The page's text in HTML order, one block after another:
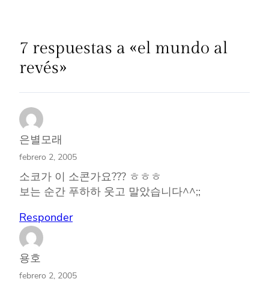
7 respuestas a «el mundo al
revés»
은별모래
febrero 2, 2005
소코가 이 소콘가요??? ㅎㅎㅎ
보는 순간 푸하하 웃고 말았습니다^^;;
Responder
용호
febrero 2, 2005